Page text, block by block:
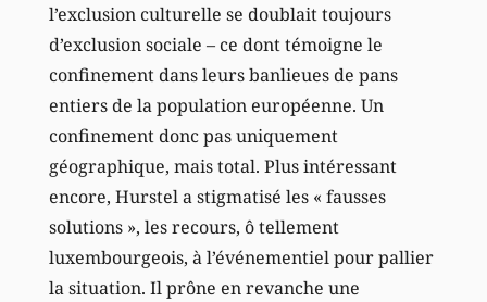
l’exclusion culturelle se doublait toujours
d’exclusion sociale – ce dont témoigne le
confinement dans leurs banlieues de pans
entiers de la population européenne. Un
confinement donc pas uniquement
géographique, mais total. Plus intéressant
encore, Hurstel a stigmatisé les « fausses
solutions », les recours, ô tellement
luxembourgeois, à l’événementiel pour pallier
la situation. Il prône en revanche une